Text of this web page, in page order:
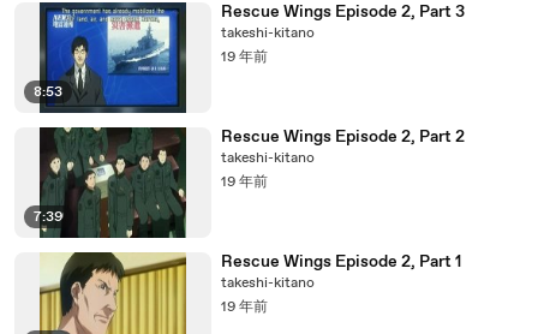
8:53
Rescue Wings Episode 2, Part 3
takeshi-kitano
19 年前
7:39
Rescue Wings Episode 2, Part 2
takeshi-kitano
19 年前
Rescue Wings Episode 2, Part 1
takeshi-kitano
19 年前